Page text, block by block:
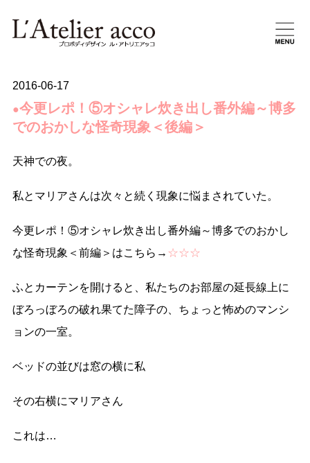
2016-06-17
●今更レポ！⑤オシャレ炊き出し番外編～博多
でのおかしな怪奇現象＜後編＞
天神での夜。
私とマリアさんは次々と続く現象に悩まされていた。
今更レポ！⑤オシャレ炊き出し番外編～博多でのおかし
な怪奇現象＜前編＞はこちら→ ☆☆☆
ふとカーテンを開けると、私たちのお部屋の延長線上に
ぼろっぼろの破れ果てた障子の、ちょっと怖めのマンシ
ョンの一室。
ベッドの並びは窓の横に私
その右横にマリアさん
これは…